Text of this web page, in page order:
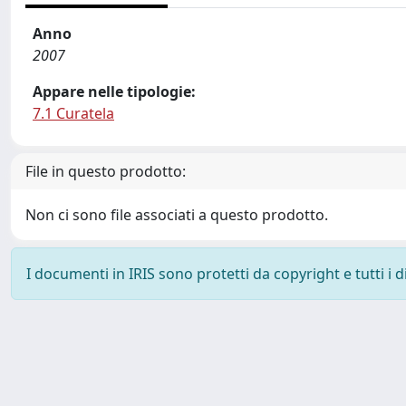
Anno
2007
Appare nelle tipologie:
7.1 Curatela
File in questo prodotto:
Non ci sono file associati a questo prodotto.
I documenti in IRIS sono protetti da copyright e tutti i